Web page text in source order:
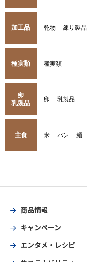
加工品 乾物 練り製品
種実類 種実類
卵
乳製品
卵 乳製品
主食 米 パン 麺
商品情報
キャンペーン
エンタメ・レシピ